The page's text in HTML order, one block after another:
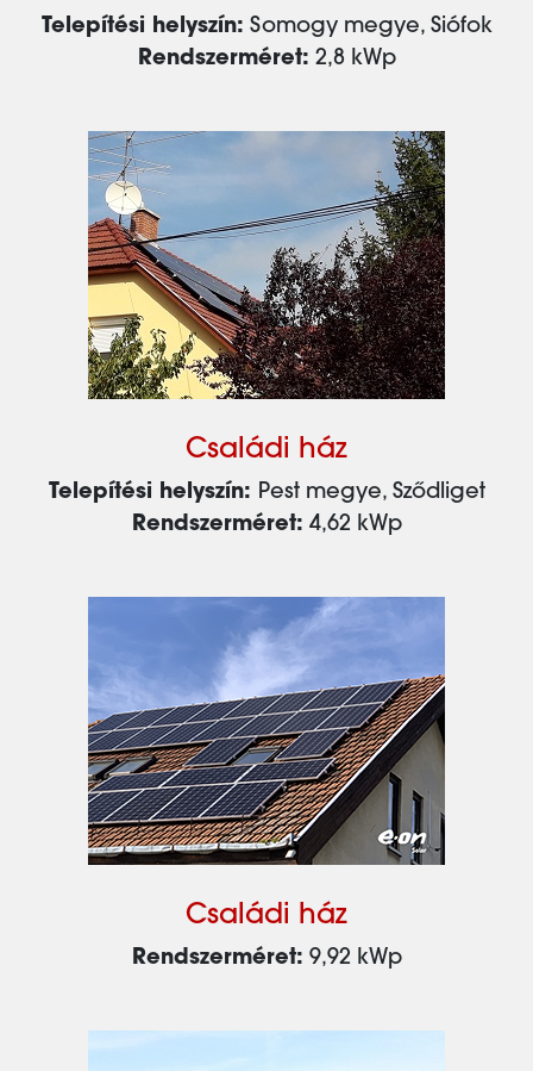
Telepítési helyszín: Somogy megye, Siófok
Rendszerméret: 2,8 kWp
Családi ház
Telepítési helyszín: Pest megye, Sződliget
Rendszerméret: 4,62 kWp
Családi ház
Rendszerméret: 9,92 kWp